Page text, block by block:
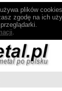
plików
zgodę na ich
.